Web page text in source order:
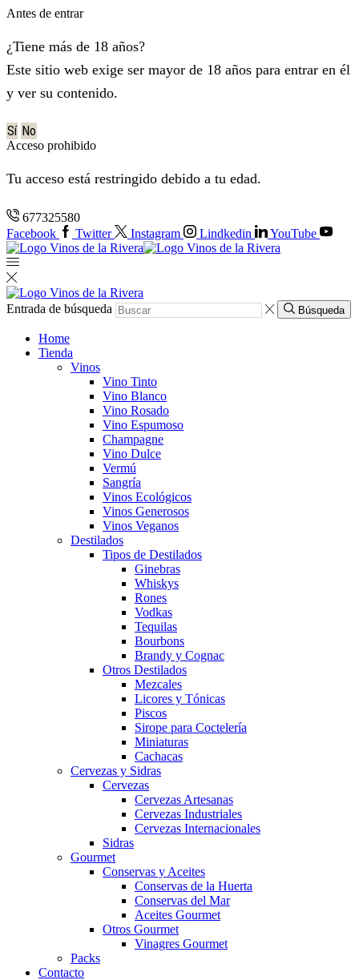
Antes de entrar
¿Tiene más de 18 años?
Este sitio web exige ser mayor de 18 años para entrar en él
y ver su contenido.
Sí No
Acceso prohibido
Tu acceso está restringido debido a tu edad.
677325580
Facebook
Twitter Instagram Lindkedin YouTube
Entrada de búsqueda Búsqueda
Home
Tienda
Vinos
Vino Tinto
Vino Blanco
Vino Rosado
Vino Espumoso
Champagne
Vino Dulce
Vermú
Sangría
Vinos Ecológicos
Vinos Generosos
Vinos Veganos
Destilados
Tipos de Destilados
Ginebras
Whiskys
Rones
Vodkas
Tequilas
Bourbons
Brandy y Cognac
Otros Destilados
Mezcales
Licores y Tónicas
Piscos
Sirope para Coctelería
Miniaturas
Cachacas
Cervezas y Sidras
Cervezas
Cervezas Artesanas
Cervezas Industriales
Cervezas Internacionales
Sidras
Gourmet
Conservas y Aceites
Conservas de la Huerta
Conservas del Mar
Aceites Gourmet
Otros Gourmet
Vinagres Gourmet
Packs
Contacto